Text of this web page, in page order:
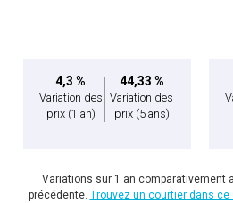
4,3 %
Variation des
prix (1 an)
44,33 %
Variation des
prix (5 ans)
Variations sur 1 an comparativement
précédente. Trouvez un courtier dans